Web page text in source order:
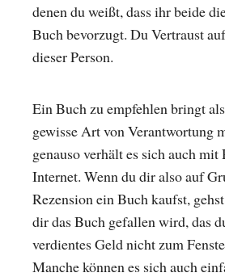
denen du weißt, dass ihr beide
Buch bevorzugt. Du Vertraust
dieser Person.
Ein Buch zu empfehlen bringt
gewisse Art von Verantwortung
genauso verhält es sich auch mit
Internet. Wenn du dir also auf
Rezension ein Buch kaufst,
dir das Buch gefallen wird, das
verdientes Geld nicht zum
Manche können es sich auch